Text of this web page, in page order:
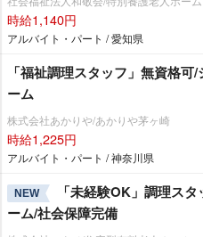
時給1,140円
アルバイト・パート / 愛知県
「福祉調理スタッフ」無資格
ーム
株式会社あかりや/あかりや茅ヶ崎
時給1,225円
アルバイト・パート / 神奈川県
NEW
「未経験OK」調理ス
ーム/社会保障完備